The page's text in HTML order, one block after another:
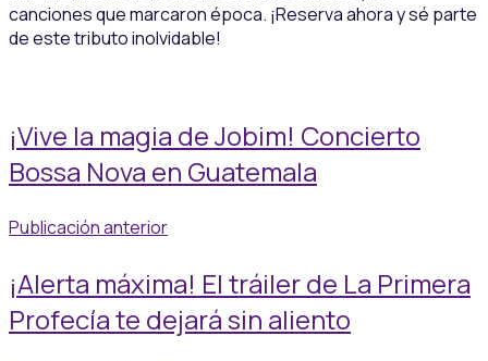
canciones que marcaron época. ¡Reserva ahora y sé parte
de este tributo inolvidable!
¡Vive la magia de Jobim! Concierto
Bossa Nova en Guatemala
Publicación anterior
¡Alerta máxima! El tráiler de La Primera
Profecía te dejará sin aliento